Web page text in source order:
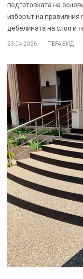
подготовката на
изборът на правилния
дебелината на слоя и
23.04.2026 . ТЕРАЗИД